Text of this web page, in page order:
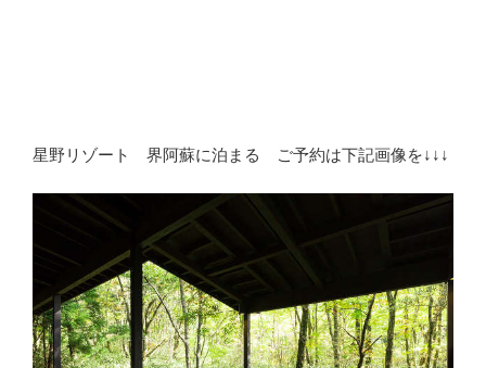
星野リゾート 界阿蘇に泊まる ご予約は下記画像を↓↓↓